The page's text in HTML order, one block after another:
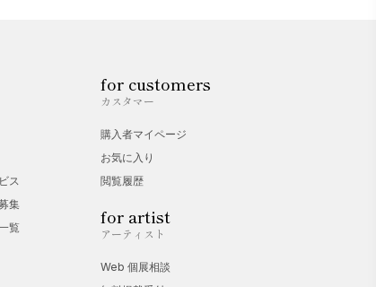
ス
集
覧
for customers
カスタマー
購入者マイページ
お気に入り
閲覧履歴
for artist
アーティスト
Web 個展相談